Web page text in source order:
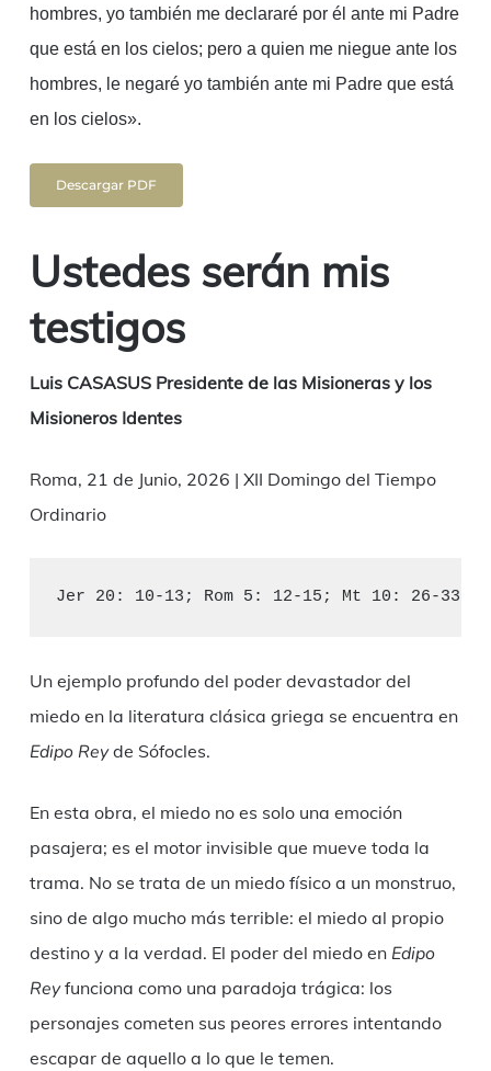
hombres, yo también me declararé por él ante mi Padre
que está en los cielos; pero a quien me niegue ante los
hombres, le negaré yo también ante mi Padre que está
en los cielos».
Descargar PDF
Ustedes serán mis
testigos
Luis CASASUS Presidente de las Misioneras y los
Misioneros Identes
Roma, 21 de Junio, 2026 | XII Domingo del Tiempo
Ordinario
Jer 20: 10-13; Rom 5: 12-15; Mt 10: 26-33
Un ejemplo profundo del poder devastador del
miedo en la literatura clásica griega se encuentra en
Edipo Reyde Sófocles.
En esta obra, el miedo no es solo una emoción
pasajera; es el motor invisible que mueve toda la
trama. No se trata de un miedo físico a un monstruo,
sino de algo mucho más terrible: el miedo al propio
destino y a la verdad. El poder del miedo en Edipo
Reyfunciona como una paradoja trágica: los
personajes cometen sus peores errores intentando
escapar de aquello a lo que le temen.